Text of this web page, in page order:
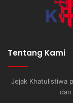
Tentang Kami
Jejak Khatulistiwa
dan